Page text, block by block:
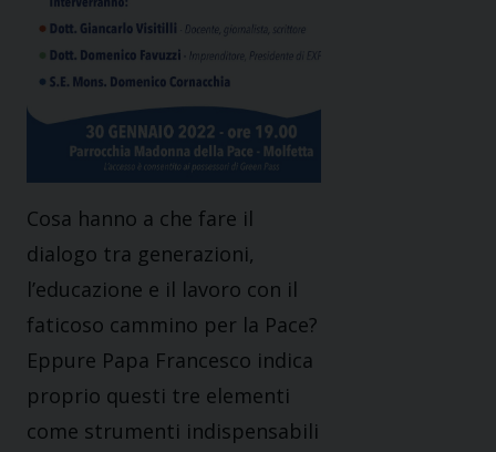
Cosa hanno a che fare il
dialogo tra generazioni,
l’educazione e il lavoro con il
faticoso cammino per la Pace?
Eppure Papa Francesco indica
proprio questi tre elementi
come strumenti indispensabili